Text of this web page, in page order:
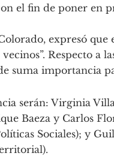
el fin de poner en
expresó que
Respecto a
suma importancia
serán: Virginia
Baeza y Carlos
Sociales); y